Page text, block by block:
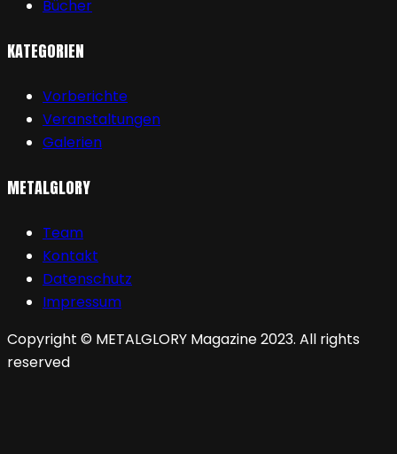
Bücher
KATEGORIEN
Vorberichte
Veranstaltungen
Galerien
METALGLORY
Team
Kontakt
Datenschutz
Impressum
Copyright © METALGLORY Magazine 2023. All rights
reserved